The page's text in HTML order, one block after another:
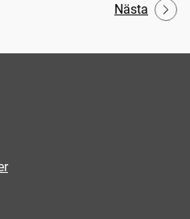
Nästa